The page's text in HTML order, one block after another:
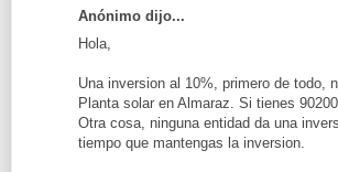
Anónimo dijo...
Hola,
Una inversion al 10%, primero de todo,
Planta solar en Almaraz. Si tienes
Otra cosa, ninguna entidad da una
tiempo que mantengas la inversion.